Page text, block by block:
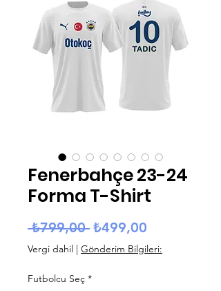
Fenerbahçe 23-24
Forma T-Shirt
₺799,00 Normal Fiyat
₺499,00
Vergi dahil | Gönderim Bilgileri:
Futbolcu Seç *